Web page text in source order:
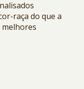
raça do que a